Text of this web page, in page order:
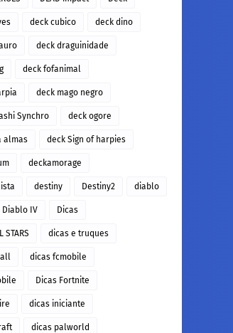
deck cubico deck dino
deck draguinidade
deck fofanimal
deck mago negro
Synchro deck ogore
almas deck Sign of harpies
deckamorage
destiny Destiny2 diablo
Diablo IV Dicas
STARS dicas e truques
dicas fcmobile
Dicas Fortnite
dicas iniciante
dicas palworld